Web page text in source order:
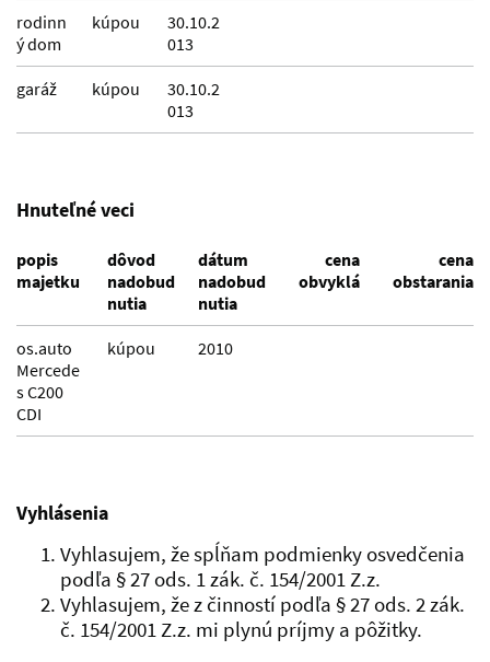
rodinn
ý dom
kúpou
30.10.2
013
garáž kúpou
30.10.2
013
Hnuteľné veci
popis
majetku
dôvod
nadobud
nutia
dátum
nadobud
nutia
cena
obvyklá
cena
obstarania
os.auto
Mercede
s C200
CDI
kúpou 2010
Vyhlásenia
Vyhlasujem, že spĺňam podmienky osvedčenia
podľa § 27 ods. 1 zák. č. 154/2001 Z.z.
Vyhlasujem, že z činností podľa § 27 ods. 2 zák.
č. 154/2001 Z.z. mi plynú príjmy a pôžitky.